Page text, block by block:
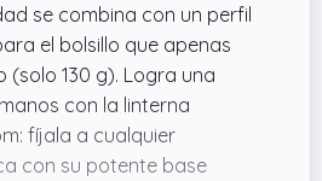
se combina con un perfil
el bolsillo que apenas
(solo 130 g). Logra una
con la linterna
fíjala a cualquier
con su potente base